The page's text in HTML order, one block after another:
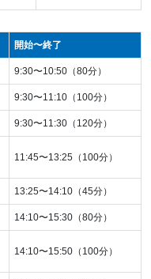
開始〜終了
9:30〜10:50（80分）
9:30〜11:10（100分）
9:30〜11:30（120分）
11:45〜13:25（100分）
13:25〜14:10（45分）
14:10〜15:30（80分）
14:10〜15:50（100分）